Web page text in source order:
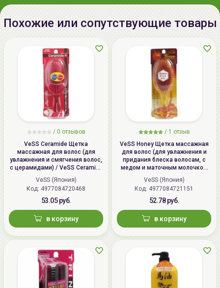
Похожие или сопутствующие товары
/ 0 отзывов
VeSS Ceramide Щетка
массажная для волос (для
увлажнения и смягчения волос,
с церамидами) / VeSS Ceramide
Brush, CRM-500
VeSS (Япония)
Код: 4977084720468
53.05 руб.
в корзину
/ 1 отзыв
VeSS Honey Щетка массажная
для волос (для увлажнения и
придания блеска волосам, с
медом и маточным молочком
пчел) / VeSS Honey Brush, H-500
VeSS (Япония)
Код: 4977084721151
52.78 руб.
в корзину